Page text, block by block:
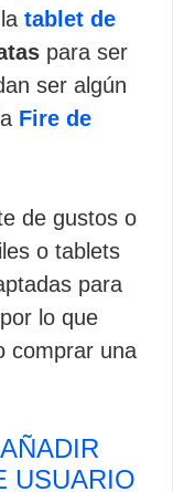
tablet de
para ser
ser algún
Fire de
de gustos o
o tablets
para
lo que
comprar una
USUARIO